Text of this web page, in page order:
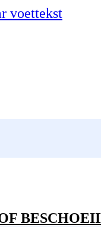
voettekst